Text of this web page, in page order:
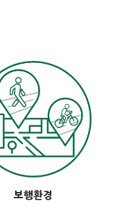
보행환경